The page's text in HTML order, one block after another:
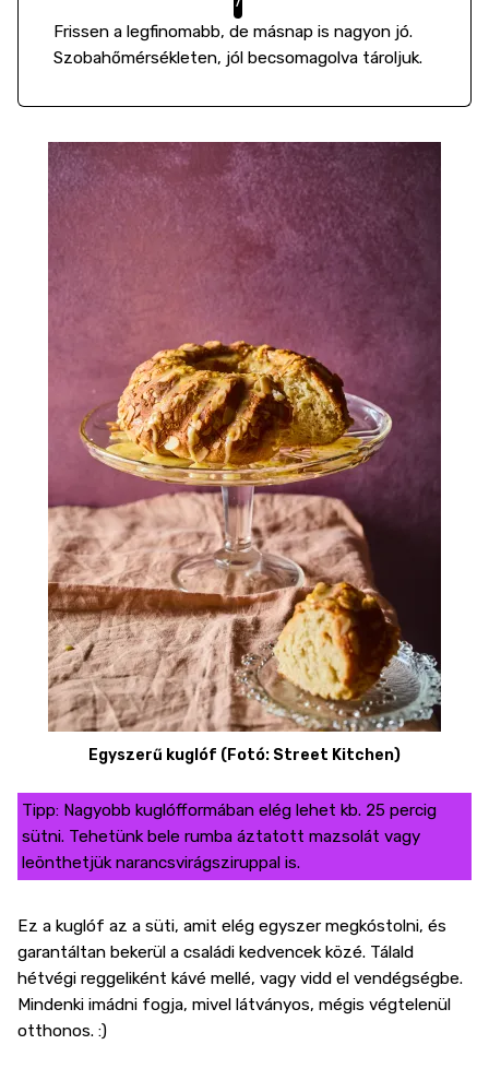
Frissen a legfinomabb, de másnap is nagyon jó.
Szobahőmérsékleten, jól becsomagolva tároljuk.
Egyszerű kuglóf (Fotó: Street Kitchen)
Tipp: Nagyobb kuglófformában elég lehet kb. 25 percig
sütni. Tehetünk bele rumba áztatott mazsolát vagy
leönthetjük narancsvirágsziruppal is.
Ez a kuglóf az a süti, amit elég egyszer megkóstolni, és
garantáltan bekerül a családi kedvencek közé. Tálald
hétvégi reggeliként kávé mellé, vagy vidd el vendégségbe.
Mindenki imádni fogja, mivel látványos, mégis végtelenül
otthonos. :)